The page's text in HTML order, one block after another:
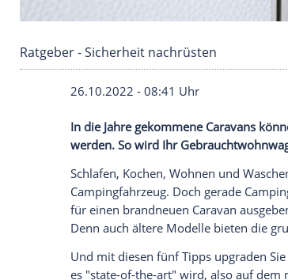
Ratgeber - Sicherheit nachrüsten
26.10.2022 - 08:41 Uhr